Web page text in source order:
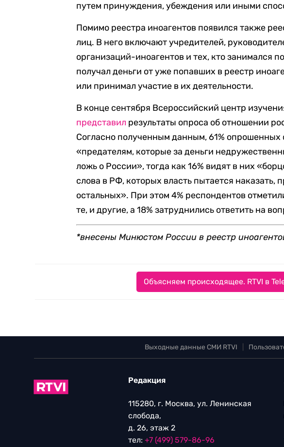
путем принуждения, убеждения или иными
Помимо реестра иноагентов появился также
лиц. В него включают учредителей,
организаций-иноагентов и тех, кто занимался
получал деньги от уже попавших в реестр
или принимал участие в их деятельности.
В конце сентября Всероссийский центр
представил результаты опроса об отношении
Согласно полученным данным, 61% опрошенных
«предателям, которые за деньги
ложь о России», тогда как 16% видят в них
слова в РФ, которых власть пытается наказать,
остальных». При этом 4% респондентов
те, и другие, а 18% затруднились ответить на
*внесены Минюстом России в реестр
Объясняем происходящее. RTVI в
Выходные данные СМИ RTVI
Редакция
115280, г. Москва, ул. Ленинская
слобода,
д. 26, этаж 2
тел: +7 (499) 579-86-96